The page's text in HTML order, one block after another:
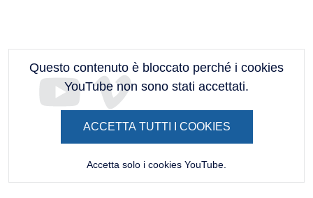
Questo contenuto è bloccato perché i cookies
YouTube non sono stati accettati.
ACCETTA TUTTI I COOKIES
Accetta solo i cookies YouTube.